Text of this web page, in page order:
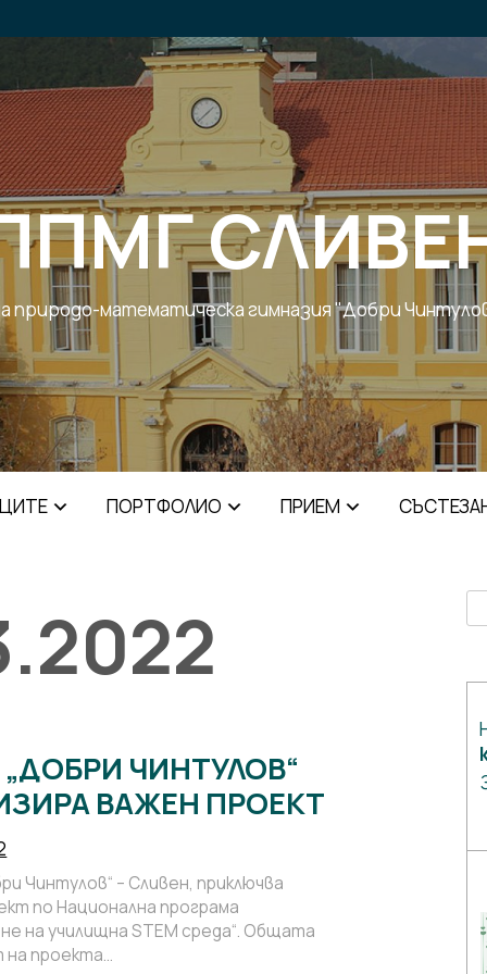
природо-математическа гимназия "Добри
ПОРТФОЛИО ПРИЕМ
ЧИНТУЛОВ“
ВАЖЕН ПРОЕКТ
Чинтулов“ – Сливен, приключва
по Национална програма
на училищна STEM среда“. Общата
проекта…